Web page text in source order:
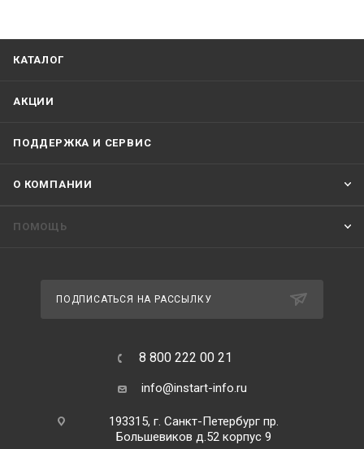
КАТАЛОГ
АКЦИИ
ПОДДЕРЖКА И СЕРВИС
О КОМПАНИИ
ПОМОЩЬ
ПОДПИСАТЬСЯ НА РАССЫЛКУ
8 800 222 00 21
info@instart-info.ru
193315, г. Санкт-Петербург пр.
Большевиков д.52 корпус 9